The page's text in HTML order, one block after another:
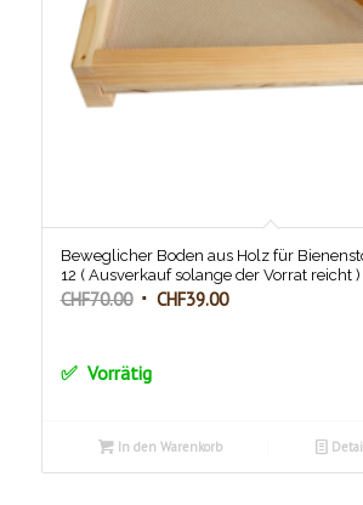
Beweglicher Boden aus Holz für
12 ( Ausverkauf solange der Vorrat reicht )
CHF70.00 Ursprünglicher
CHF70.00
CHF39.00Aktueller
Vorrätig
In den Warenkorb